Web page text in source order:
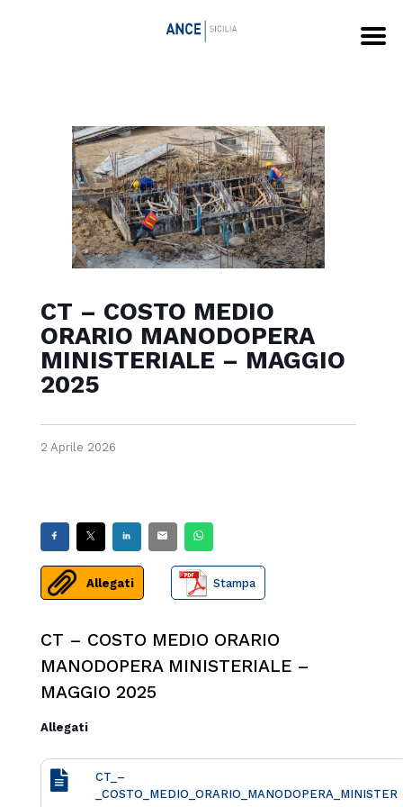
CT – COSTO MEDIO
ORARIO MANODOPERA
MINISTERIALE – MAGGIO
2025
2 Aprile 2026
Allegati Stampa
CT – COSTO MEDIO ORARIO
MANODOPERA MINISTERIALE –
MAGGIO 2025
Allegati
CT_–
_COSTO_MEDIO_ORARIO_MANODOPERA_MINISTER